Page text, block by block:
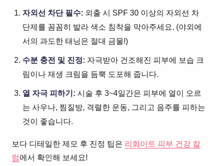
자외선 차단 필수: 외출 시 SPF 30 이상의 자외선 차
단제를 꼼꼼히 발라 색소 침착을 막아주세요. (야외에
서의 과도한 태닝은 절대 금물!)
수분 충전 및 진정: 자극받아 건조해진 피부에 보습 크
림이나 재생 크림을 듬뿍 도포해 줍니다.
열 자극 피하기: 시술 후 3~4일간은 피부에 열이 오르
는 사우나, 찜질방, 격렬한 운동, 그리고 음주를 피하는
것이 좋습니다.
보다 디테일한 제모 후 진정 팁은 리화이트 피부 건강 칼
럼에서 확인해 보세요!